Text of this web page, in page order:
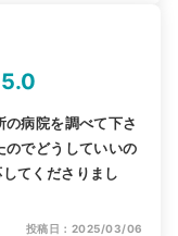
5.0
病院を調べて下さ
のでどうしていいの
てくださりまし
投稿日：2025/03/06